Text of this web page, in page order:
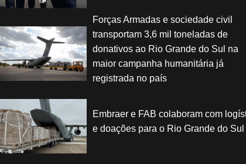
Forças Armadas e sociedade civil
transportam 3,6 mil toneladas de
donativos ao Rio Grande do Sul na
maior campanha humanitária já
registrada no país
Embraer e FAB colaboram com
e doações para o Rio Grande do Sul